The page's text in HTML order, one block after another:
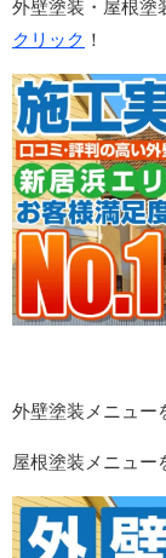
外壁塗装・屋根塗
クリック ！
外壁塗装メニュー
屋根塗装メニュー